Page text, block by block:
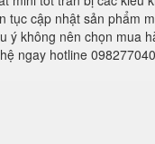
tục cập nhật sản phẩm
ý không nên chọn mua
ngay hotline